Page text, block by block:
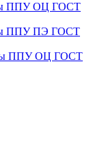
ППУ ОЦ ГОСТ
ППУ ПЭ ГОСТ
ППУ ОЦ ГОСТ